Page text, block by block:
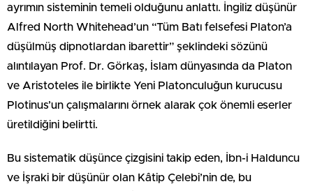
ayrımın sisteminin temeli olduğunu anlattı. İngiliz düşünür
Alfred North Whitehead’un “Tüm Batı felsefesi Platon’a
düşülmüş dipnotlardan ibarettir” şeklindeki sözünü
alıntılayan Prof. Dr. Görkaş, İslam dünyasında da Platon
ve Aristoteles ile birlikte Yeni Platonculuğun kurucusu
Plotinus’un çalışmalarını örnek alarak çok önemli eserler
üretildiğini belirtti.
Bu sistematik düşünce çizgisini takip eden, İbn-i Halduncu
ve İşraki bir düşünür olan Kâtip Çelebi’nin de, bu